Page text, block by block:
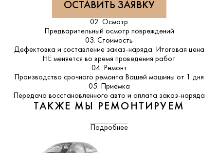
ОСТАВИТЬ ЗАЯВКУ
02. Осмотр
Предварительный осмотр повреждений
03. Стоимость
Дефектовка и составление заказ-наряда. Итоговая цена
НЕ меняется во время проведения работ
04. Ремонт
Производство срочного ремонта Вашей машины от 1 дня
05. Приемка
Передача восстановленного авто и оплата заказ-наряда
ТАКЖЕ МЫ РЕМОНТИРУЕМ
Подробнее